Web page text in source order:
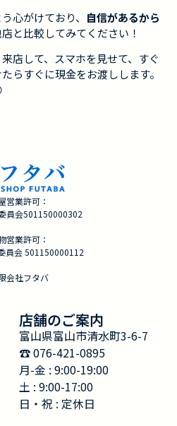
心がけており、 自信があるから
と比較してみてください！
来店して、スマホを見せて、すぐ
らすぐに現金をお渡しします。
営業許可：
員会501150000302
営業許可：
員会 501150000112
会社フタバ
店舗のご案内
富山県富山市清水町3-6-7
☎︎ 076-421-0895
月-金 : 9:00-19:00
土 : 9:00-17:00
日・祝 : 定休日